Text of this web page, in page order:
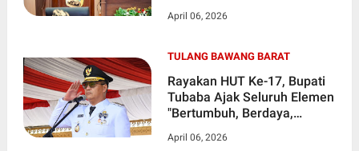
April 06, 2026
TULANG BAWANG BARAT
Rayakan HUT Ke-17, Bupati
Tubaba Ajak Seluruh Elemen
"Bertumbuh, Berdaya,
April 06, 2026